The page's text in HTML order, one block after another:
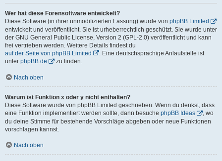
Wer hat diese Forensoftware entwickelt?
Diese Software (in ihrer unmodifizierten Fassung) wurde von phpBB Limited
entwickelt und veröffentlicht. Sie ist urheberrechtlich geschützt. Sie wurde unter
der GNU General Public License, Version 2 (GPL-2.0) veröffentlicht und kann
frei vertrieben werden. Weitere Details findest du
auf der Seite von phpBB Limited
. Eine deutschsprachige Anlaufstelle ist
unter phpBB.de zu finden.
Nach oben
Warum ist Funktion x oder y nicht enthalten?
Diese Software wurde von phpBB Limited geschrieben. Wenn du denkst, dass
eine Funktion implementiert werden sollte, dann besuche phpBB Ideas
, wo
du deine Stimme für bestehende Vorschläge abgeben oder neue Funktionen
vorschlagen kannst.
Nach oben